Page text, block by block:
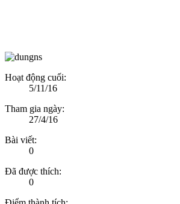
Hoạt động cuối:
5/11/16
Tham gia ngày:
27/4/16
Bài viết:
0
Đã được thích:
0